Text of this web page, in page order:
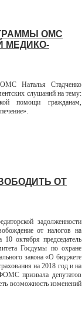
ОМС
МЕДИКО-
ОМС Наталья Стадченко
слушаний на тему:
помощи гражданам,
ОТ
задолженности
от налогов на
октября председатель
Госдумы по охране
закона «О бюджете
на 2018 год и на
призвала депутатов
возможность изменений